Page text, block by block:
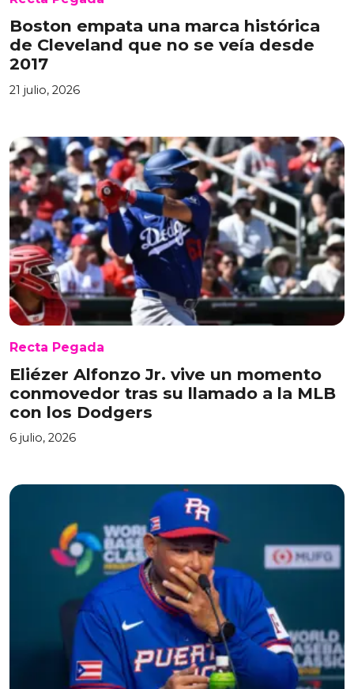
Boston empata una marca histórica
de Cleveland que no se veía desde
2017
21 julio, 2026
Recta Pegada
Eliézer Alfonzo Jr. vive un momento
conmovedor tras su llamado a la MLB
con los Dodgers
6 julio, 2026